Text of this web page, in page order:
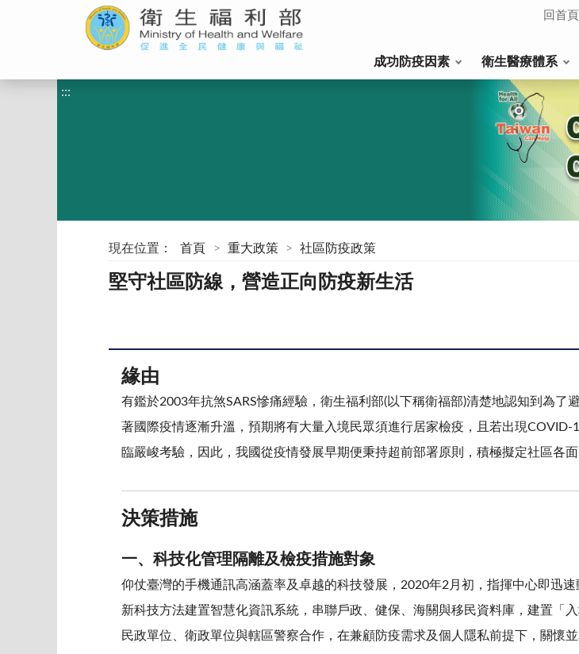
回首頁
成功防疫因素 衛生醫療體系
:::
現在位置： 首頁 重大政策 社區防疫政策
堅守社區防線，營造正向防疫新生活
緣由
有鑑於2003年抗煞SARS慘痛經驗，衛生福利部(以下稱衛福部)清楚地認知到為
著國際疫情逐漸升溫，預期將有大量入境民眾須進行居家檢疫，且若出現
臨嚴峻考驗，因此，我國從疫情發展早期便秉持超前部署原則，積極擬定社區各面
決策措施
一、科技化管理隔離及檢疫措施對象
仰仗臺灣的手機通訊高涵蓋率及卓越的科技發展，2020年2月初，指揮中心即迅
新科技方法建置智慧化資訊系統，串聯戶政、健保、海關與移民資料庫，建置「
民政單位、衛政單位與轄區警察合作，在兼顧防疫需求及個人隱私前提下，關懷